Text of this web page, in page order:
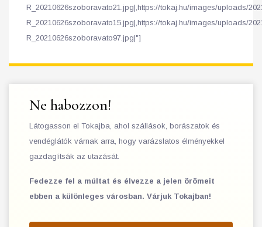
R_20210626szoboravato21.jpg|,https://tokaj.hu/images/uploads/
R_20210626szoboravato15.jpg|,https://tokaj.hu/images/uploads/
R_20210626szoboravato97.jpg|"]
Ne habozzon!
Látogasson el Tokajba, ahol szállások, borászatok és
vendéglátók várnak arra, hogy varázslatos élményekkel
gazdagítsák az utazását.
Fedezze fel a múltat és élvezze a jelen örömeit
ebben a különleges városban. Várjuk Tokajban!